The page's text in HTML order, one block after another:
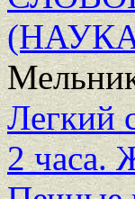
Легкий
2 часа.